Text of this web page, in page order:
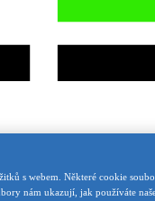
s webem. Některé cookie
nám ukazují, jak používáte